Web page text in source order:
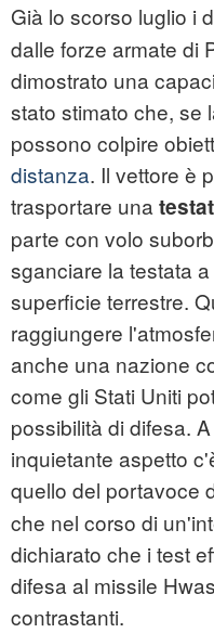
Già lo scorso luglio i
dalle forze armate di
dimostrato una
stato stimato che, se
possono colpire
distanza. Il vettore è
trasportare una
parte con volo
sganciare la testata
superficie terrestre.
raggiungere
anche una nazione
come gli Stati Uniti
possibilità di difesa.
inquietante aspetto
quello del portavoce
che nel corso di
dichiarato che i test
difesa al missile
contrastanti.